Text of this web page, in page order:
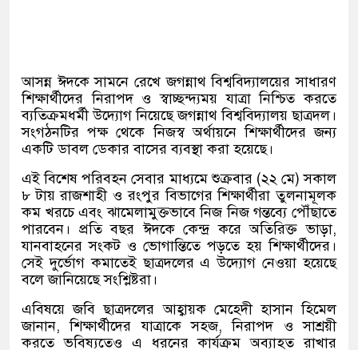
আসন্ন ঈদকে সামনে রেখে জগন্নাথ বিশ্ববিদ্যালয়ের সাধারণ
শিক্ষার্থীদের নিরাপদ ও স্বাচ্ছন্দ্যময় যাত্রা নিশ্চিত করতে
ব্যতিক্রমধর্মী উদ্যোগ নিয়েছে জগন্নাথ বিশ্ববিদ্যালয় ছাত্রদল।
সংগঠনটির পক্ষ থেকে নিজস্ব অর্থায়নে শিক্ষার্থীদের জন্য
একটি ডাবল ডেকার বাসের ব্যবস্থা করা হয়েছে।
এই বিশেষ পরিবহন সেবার মাধ্যমে শুক্রবার (২২ মে) সকাল
৮ টায় রাজশাহী ও রংপুর বিভাগের শিক্ষার্থীরা তুলনামূলক
কম খরচে এবং ঝামেলামুক্তভাবে নিজ নিজ গন্তব্যে পৌঁছাতে
পারবেন। প্রতি বছর ঈদকে কেন্দ্র করে অতিরিক্ত ভাড়া,
যানবাহনের সংকট ও ভোগান্তিতে পড়তে হয় শিক্ষার্থীদের।
সেই দুর্ভোগ কমাতেই ছাত্রদলের এ উদ্যোগ নেওয়া হয়েছে
বলে জানিয়েছে সংশ্লিষ্টরা।
এবিষয়ে জবি ছাত্রদলের আহ্বায়ক মেহেদী হাসান হিমেল
জানান, শিক্ষার্থীদের যাত্রাকে সহজ, নিরাপদ ও সাশ্রয়ী
করতে ভবিষ্যতেও এ ধরনের কার্যক্রম অব্যাহত রাখার